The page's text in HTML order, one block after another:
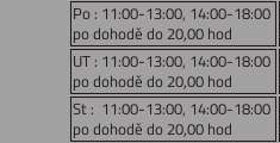
Po : 11:00-13:00, 14:00-18:00
po dohodě do 20,00 hod
UT : 11:00-13:00, 14:00-18:00
po dohodě do 20,00 hod
St : 11:00-13:00, 14:00-18:00
po dohodě do 20,00 hod